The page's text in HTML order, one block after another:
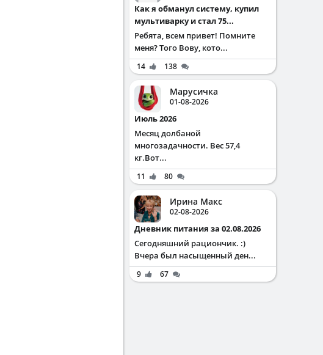
Как я обманул систему, купил
мультиварку и стал 75...
Ребята, всем привет! Помните
меня? Того Вову, кото...
14 138
Марусичка
01-08-2026
Июль 2026
Месяц долбаной
многозадачности. Вес 57,4
кг.Вот...
11 80
Ирина Макс
02-08-2026
Дневник питания за 02.08.2026
Сегодняшний рациончик. :)
Вчера был насыщенный ден...
9 67